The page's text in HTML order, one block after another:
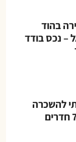
בהוד
– נכס בודד
להשכרה